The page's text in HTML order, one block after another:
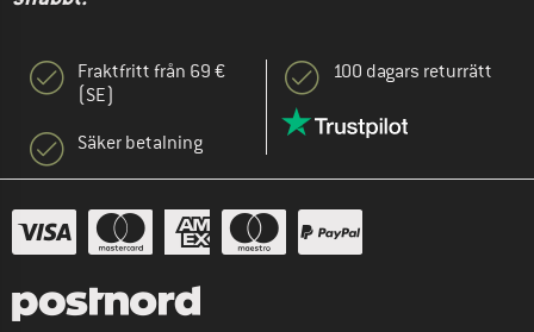
Fraktfritt från 69 €
(SE)
Säker betalning
100 dagars returrätt